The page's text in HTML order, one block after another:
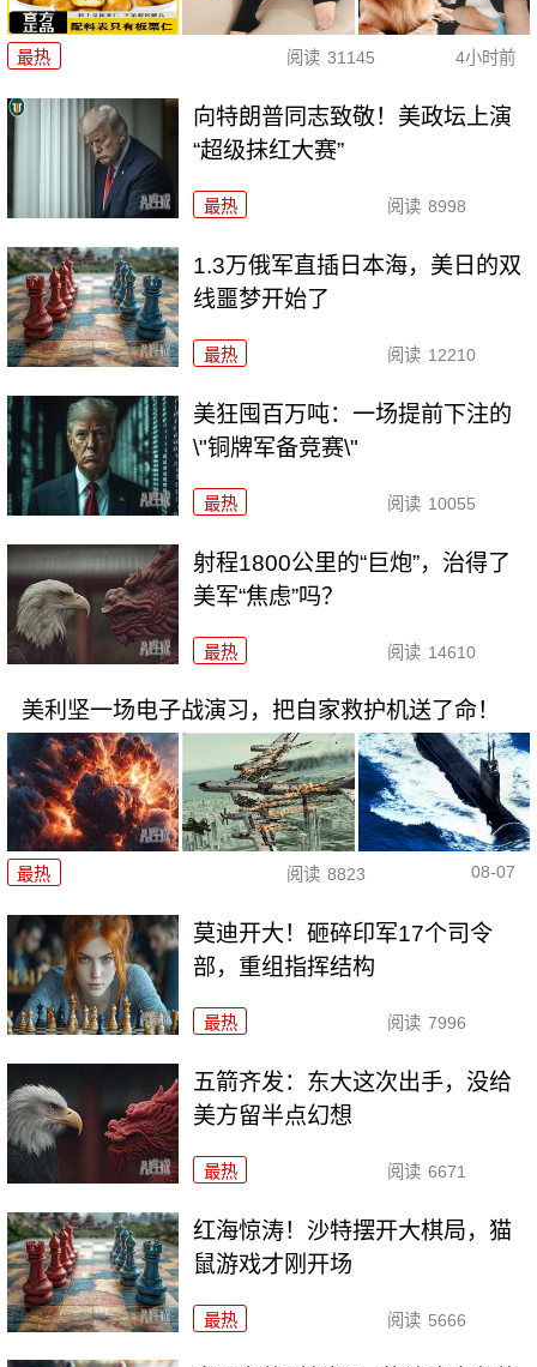
最热 阅读 31145 4小时前
向特朗普同志致敬！美政坛上演
“超级抹红大赛”
最热 阅读 8998
1.3万俄军直插日本海，美日的双
线噩梦开始了
最热 阅读 12210
美狂囤百万吨：一场提前下注的
\"铜牌军备竞赛\"
最热 阅读 10055
射程1800公里的“巨炮”，治得了
美军“焦虑”吗？
最热 阅读 14610
美利坚一场电子战演习，把自家救护机送了命！
最热 阅读 8823 08-07
莫迪开大！砸碎印军17个司令
部，重组指挥结构
最热 阅读 7996
五箭齐发：东大这次出手，没给
美方留半点幻想
最热 阅读 6671
红海惊涛！沙特摆开大棋局，猫
鼠游戏才刚开场
最热 阅读 5666